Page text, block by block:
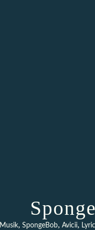
Musik, SpongeBob, Avicii,